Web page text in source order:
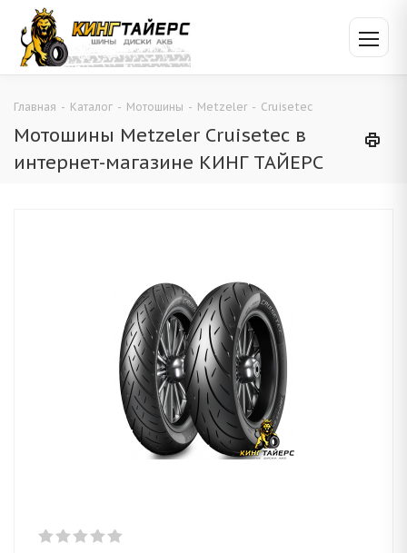
Главная - Каталог - Мотошины - Metzeler - Cruisetec
Мотошины Metzeler Cruisetec в
интернет-магазине КИНГ ТАЙЕРС